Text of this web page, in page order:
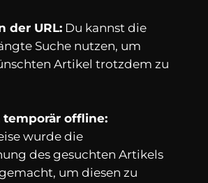
der URL:Du kannst die
Suche nutzen, um
Artikel trotzdem zu
temporär offline:
wurde die
des gesuchten Artikels
um diesen zu